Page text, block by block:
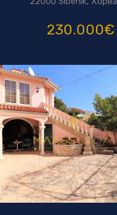
230.000€